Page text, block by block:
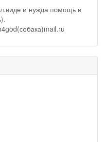
и нужда помощь в